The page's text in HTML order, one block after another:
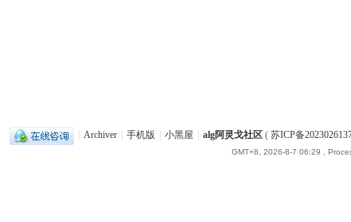
Archiver 手机版 小黑屋 alg阿灵戈社区 ( 苏ICP备
GMT+8, 2026-8-7 06:29 ,